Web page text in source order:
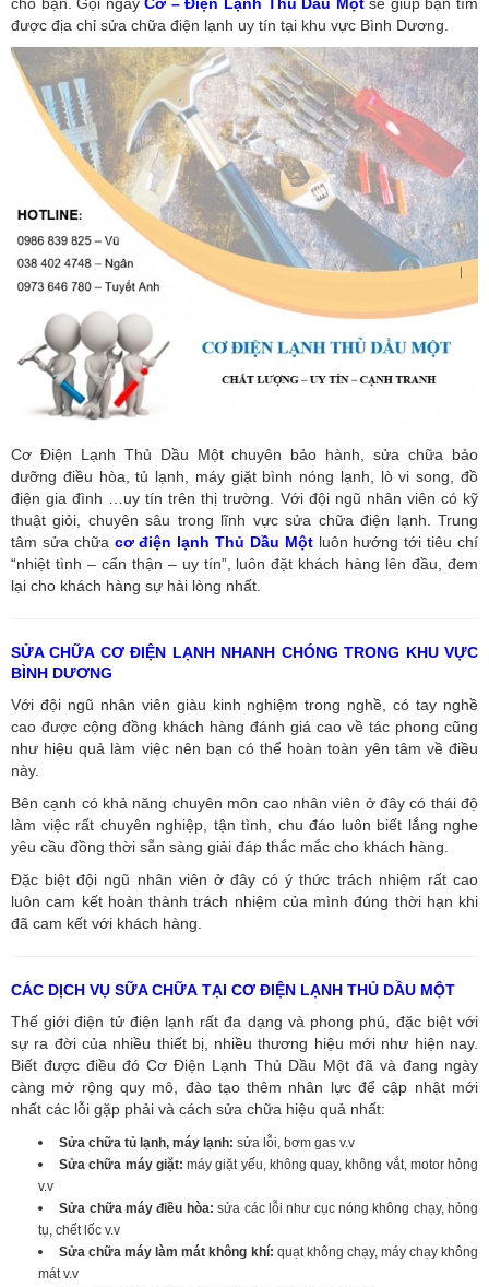
được địa chỉ sửa chữa điện lạnh uy tín tại khu vực Bình Dương.
Cơ Điện Lạnh Thủ Dầu Một chuyên bảo hành, sửa chữa bảo
dưỡng điều hòa, tủ lạnh, máy giặt bình nóng lạnh, lò vi song, đồ
điện gia đình …uy tín trên thị trường. Với đội ngũ nhân viên có kỹ
thuật giỏi, chuyên sâu trong lĩnh vực sửa chữa điện lạnh. Trung
tâm sửa chữa cơ điện lạnh Thủ Dầu Mộtluôn hướng tới tiêu chí
“nhiệt tình – cẩn thận – uy tín”, luôn đặt khách hàng lên đầu, đem
lại cho khách hàng sự hài lòng nhất.
SỬA CHỮA CƠ ĐIỆN LẠNH NHANH CHÓNG TRONG KHU VỰC
BÌNH DƯƠNG
Với đội ngũ nhân viên giàu kinh nghiệm trong nghề, có tay nghề
cao được cộng đồng khách hàng đánh giá cao về tác phong cũng
như hiệu quả làm việc nên bạn có thể hoàn toàn yên tâm về điều
này.
Bên cạnh có khả năng chuyên môn cao nhân viên ở đây có thái độ
làm việc rất chuyên nghiệp, tận tình, chu đáo luôn biết lắng nghe
yêu cầu đồng thời sẵn sàng giải đáp thắc mắc cho khách hàng.
Đặc biệt đội ngũ nhân viên ở đây có ý thức trách nhiệm rất cao
luôn cam kết hoàn thành trách nhiệm của mình đúng thời hạn khi
đã cam kết với khách hàng.
CÁC DỊCH VỤ SỮA CHỮA TẠI CƠ ĐIỆN LẠNH THỦ DẦU MỘT
Thế giới điện tử điện lạnh rất đa dạng và phong phú, đặc biệt với
sự ra đời của nhiều thiết bị, nhiều thương hiệu mới như hiện nay.
Biết được điều đó Cơ Điện Lạnh Thủ Dầu Một đã và đang ngày
càng mở rộng quy mô, đào tạo thêm nhân lực để cập nhật mới
nhất các lỗi gặp phải và cách sửa chữa hiệu quả nhất:
Sửa chữa tủ lạnh, máy lạnh: sửa lỗi, bơm gas v.v
Sửa chữa máy giặt:máy giặt yếu, không quay, không vắt, motor hỏng
v.v
Sửa chữa máy điều hòa: sửa các lỗi như cục nóng không chạy, hỏng
tụ, chết lốc v.v
Sửa chữa máy làm mát không khí: quạt không chạy, máy chạy không
mát v.v